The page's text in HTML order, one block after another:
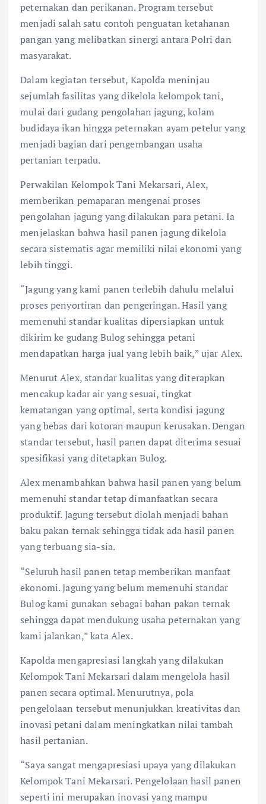
peternakan dan perikanan. Program tersebut
menjadi salah satu contoh penguatan ketahanan
pangan yang melibatkan sinergi antara Polri dan
masyarakat.
Dalam kegiatan tersebut, Kapolda meninjau
sejumlah fasilitas yang dikelola kelompok tani,
mulai dari gudang pengolahan jagung, kolam
budidaya ikan hingga peternakan ayam petelur yang
menjadi bagian dari pengembangan usaha
pertanian terpadu.
Perwakilan Kelompok Tani Mekarsari, Alex,
memberikan pemaparan mengenai proses
pengolahan jagung yang dilakukan para petani. Ia
menjelaskan bahwa hasil panen jagung dikelola
secara sistematis agar memiliki nilai ekonomi yang
lebih tinggi.
“Jagung yang kami panen terlebih dahulu melalui
proses penyortiran dan pengeringan. Hasil yang
memenuhi standar kualitas dipersiapkan untuk
dikirim ke gudang Bulog sehingga petani
mendapatkan harga jual yang lebih baik,” ujar Alex.
Menurut Alex, standar kualitas yang diterapkan
mencakup kadar air yang sesuai, tingkat
kematangan yang optimal, serta kondisi jagung
yang bebas dari kotoran maupun kerusakan. Dengan
standar tersebut, hasil panen dapat diterima sesuai
spesifikasi yang ditetapkan Bulog.
Alex menambahkan bahwa hasil panen yang belum
memenuhi standar tetap dimanfaatkan secara
produktif. Jagung tersebut diolah menjadi bahan
baku pakan ternak sehingga tidak ada hasil panen
yang terbuang sia-sia.
“Seluruh hasil panen tetap memberikan manfaat
ekonomi. Jagung yang belum memenuhi standar
Bulog kami gunakan sebagai bahan pakan ternak
sehingga dapat mendukung usaha peternakan yang
kami jalankan,” kata Alex.
Kapolda mengapresiasi langkah yang dilakukan
Kelompok Tani Mekarsari dalam mengelola hasil
panen secara optimal. Menurutnya, pola
pengelolaan tersebut menunjukkan kreativitas dan
inovasi petani dalam meningkatkan nilai tambah
hasil pertanian.
“Saya sangat mengapresiasi upaya yang dilakukan
Kelompok Tani Mekarsari. Pengelolaan hasil panen
seperti ini merupakan inovasi yang mampu